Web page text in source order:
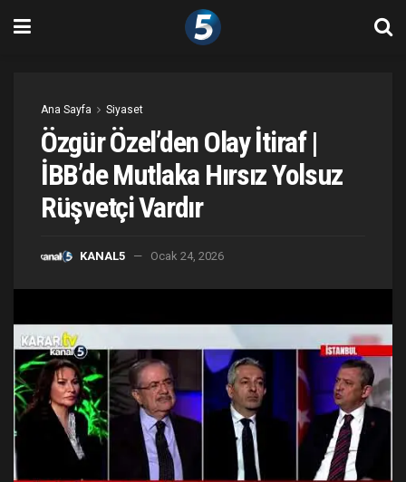
Ana Sayfa Siyaset
Özgür Özel’den Olay İtiraf |
İBB’de Mutlaka Hırsız Yolsuz
Rüşvetçi Vardır
KANAL5 Ocak 24, 2026